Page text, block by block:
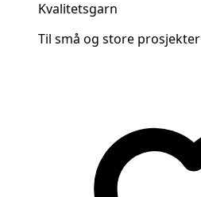
Kvalitetsgarn
Til små og store prosjekter